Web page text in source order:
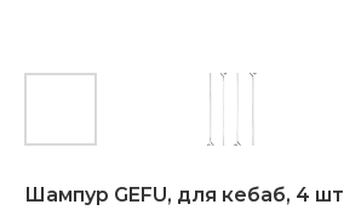
Шампур GEFU, для кебаб, 4 шт